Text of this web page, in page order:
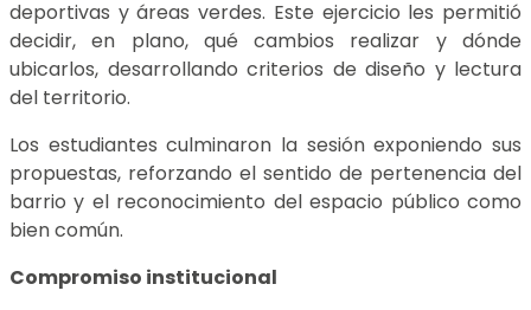
deportivas y áreas verdes. Este ejercicio les permitió
decidir, en plano, qué cambios realizar y dónde
ubicarlos, desarrollando criterios de diseño y lectura
del territorio.
Los estudiantes culminaron la sesión exponiendo sus
propuestas, reforzando el sentido de pertenencia del
barrio y el reconocimiento del espacio público como
bien común.
Compromiso institucional